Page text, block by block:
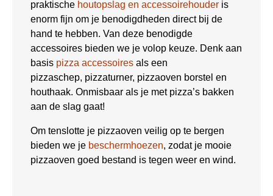
praktische houtopslag en accessoirehouder is
enorm fijn om je benodigdheden direct bij de
hand te hebben. Van deze benodigde
accessoires bieden we je volop keuze. Denk aan
basis pizza accessoires als een
pizzaschep, pizzaturner, pizzaoven borstel en
houthaak. Onmisbaar als je met pizza’s bakken
aan de slag gaat!
Om tenslotte je pizzaoven veilig op te bergen
bieden we je beschermhoezen, zodat je mooie
pizzaoven goed bestand is tegen weer en wind.